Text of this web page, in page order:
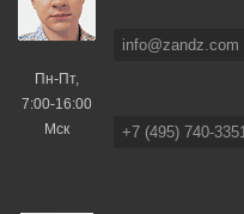
Пн-Пт,
7:00-16:00
Мск
info@zandz.com
+7 (495) 740-